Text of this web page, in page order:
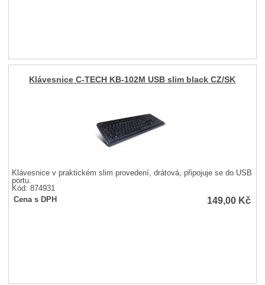
Klávesnice C-TECH KB-102M USB slim black CZ/SK
Klávesnice v praktickém slim provedení, drátová, připojuje se do USB
portu.
Kód: 874931
Cena s DPH
149,00 Kč